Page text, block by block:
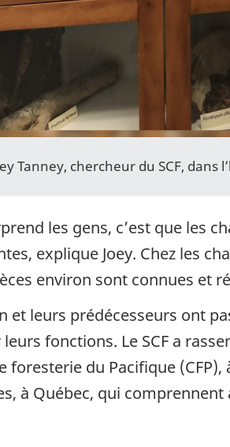
Tanney, chercheur du SCF,
les gens, c’est que les
explique Joey. Chez les
environ sont connues et
et leurs prédécesseurs ont
fonctions. Le SCF a
foresterie du Pacifique
à Québec, qui